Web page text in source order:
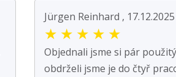
Jürgen Reinhard , 17.12.2025
★ ★ ★ ★ ★
Objednali jsme si pár
obdrželi jsme je do čtyř